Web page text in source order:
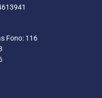
Fono: 116